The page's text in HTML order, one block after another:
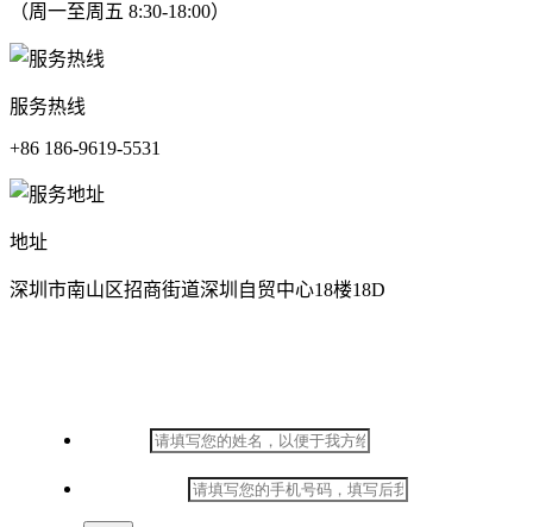
（周一至周五 8:30-18:00）
服务热线
+86 186-9619-5531
地址
深圳市南山区招商街道深圳自贸中心18楼18D